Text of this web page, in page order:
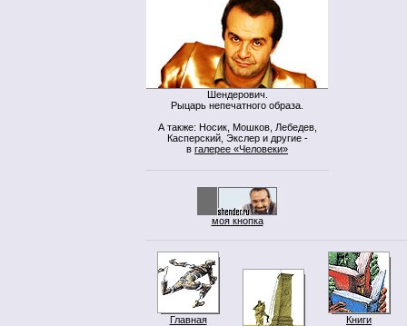
Шендерович.
Рыцарь непечатного образа.
А также: Носик, Мошков, Лебедев,
Касперский, Экслер и другие -
в галерее «Человеки»
моя кнопка
Главная
Книги